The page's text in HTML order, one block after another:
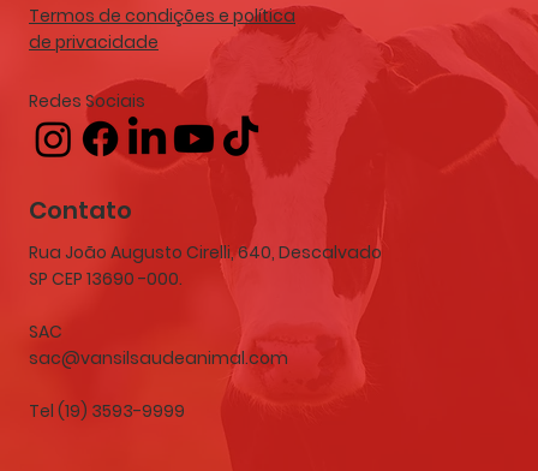
Termos de condições e política
de privacidade
Redes Sociais
Contato
Rua João Augusto Cirelli, 640, Descalvado
SP CEP 13690 -000.
SAC
sac@vansilsaudeanimal.com
Tel (19) 3593-9999